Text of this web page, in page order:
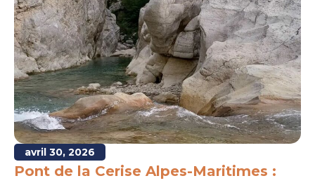
avril 30, 2026
Pont de la Cerise Alpes-Maritimes :